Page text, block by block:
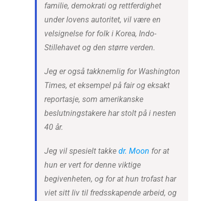
familie, demokrati og rettferdighet
under lovens autoritet, vil være en
velsignelse for folk i Korea, Indo-
Stillehavet og den større verden.
Jeg er også takknemlig for Washington
Times, et eksempel på fair og eksakt
reportasje, som amerikanske
beslutningstakere har stolt på i nesten
40 år.
Jeg vil spesielt takke dr. Moon for at
hun er vert for denne viktige
begivenheten, og for at hun trofast har
viet sitt liv til fredsskapende arbeid, og